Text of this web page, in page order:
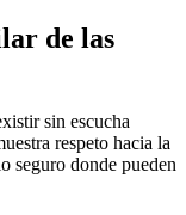
de las
sin escucha
respeto hacia la
seguro donde pueden